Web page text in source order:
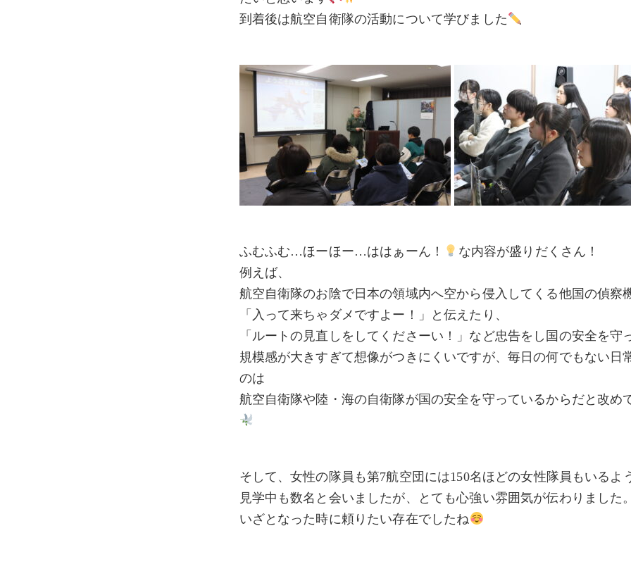
到着後は航空自衛隊の活動について学びました
ふむふむ…ほーほー…ははぁーん！
な内容が盛りだくさん！
例えば、
航空自衛隊のお陰で日本の領域内へ空から侵入してくる他国の偵察
「入って来ちゃダメですよー！」と伝えたり、
「ルートの見直しをしてくださーい！」など忠告をし国の安全を守
規模感が大きすぎて想像がつきにくいですが、毎日の何でもない日
のは
航空自衛隊や陸・海の自衛隊が国の安全を守っているからだと改め
そして、女性の隊員も第7航空団には150名ほどの女性隊員もいるよ
見学中も数名と会いましたが、とても心強い雰囲気が伝わりました
いざとなった時に頼りたい存在でしたね